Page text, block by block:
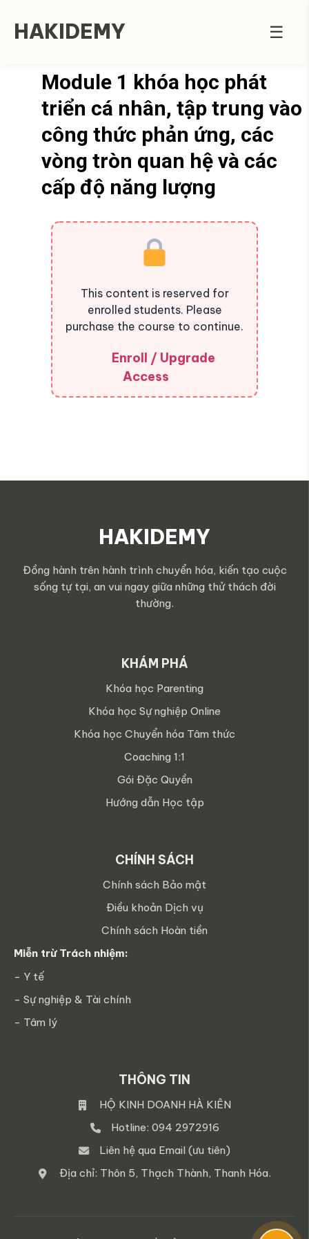
HAKIDEMY ☰
Module 1 khóa học phát
triển cá nhân, tập trung vào
công thức phản ứng, các
vòng tròn quan hệ và các
cấp độ năng lượng
This content is reserved for
enrolled students. Please
purchase the course to continue.
Enroll / Upgrade
Access
HAKIDEMY
Đồng hành trên hành trình chuyển hóa, kiến tạo cuộc
sống tự tại, an vui ngay giữa những thử thách đời
thường.
KHÁM PHÁ
Khóa học Parenting
Khóa học Sự nghiệp Online
Khóa học Chuyển hóa Tâm thức
Coaching 1:1
Gói Đặc Quyền
Hướng dẫn Học tập
CHÍNH SÁCH
Chính sách Bảo mật
Điều khoản Dịch vụ
Chính sách Hoàn tiền
Miễn trừ Trách nhiệm:
- Y tế
- Sự nghiệp & Tài chính
- Tâm lý
THÔNG TIN
HỘ KINH DOANH HÀ KIÊN
Hotline: 094 2972916
Liên hệ qua Email (ưu tiên)
Địa chỉ: Thôn 5, Thạch Thành, Thanh Hóa.